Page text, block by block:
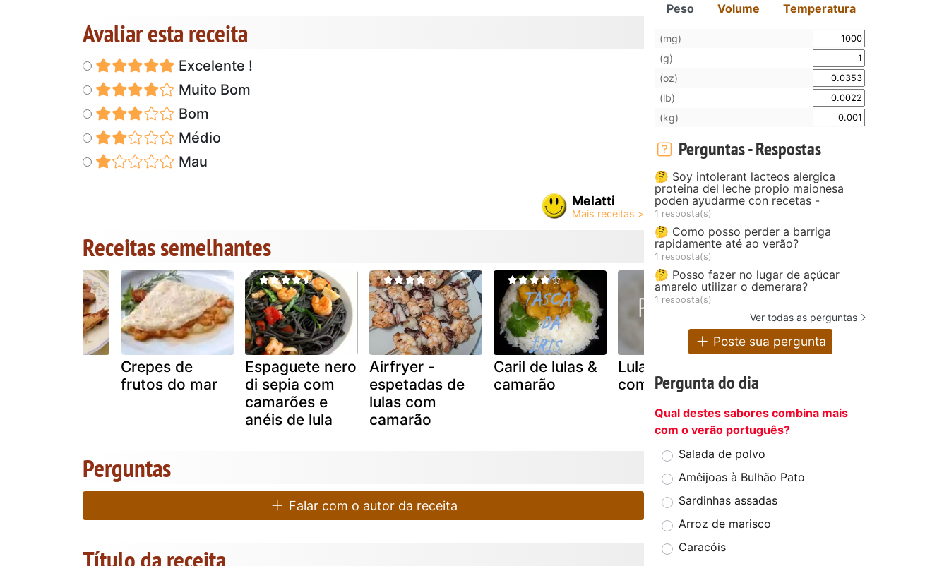
Avaliar esta receita
Excelente !
Muito Bom
Bom
Médio
Mau
Melatti
Receitas semelhantes
Crepes de
frutos do mar
Espaguete nero
di sepia com
camarões e
anéis de lula
Airfryer -
espetadas de
lulas com
camarão
Caril de lulas &
camarão
Lula recheada
com camarão
Perguntas
Falar com o autor da receita
Peso Volume Temperatura
(mg)
(g)
(oz)
(lb)
(kg)
Perguntas - Respostas
🤔 Soy intolerant lacteos alergica
proteina del leche propio maionesa
poden ayudarme con recetas -
1 resposta(s)
🤔 Como posso perder a barriga
rapidamente até ao verão?
1 resposta(s)
🤔 Posso fazer no lugar de açúcar
amarelo utilizar o demerara?
1 resposta(s)
Ver todas as perguntas
Poste sua pergunta
Pergunta do dia
Qual destes sabores combina mais
com o verão português?
Salada de polvo
Amêijoas à Bulhão Pato
Sardinhas assadas
Arroz de marisco
Caracóis